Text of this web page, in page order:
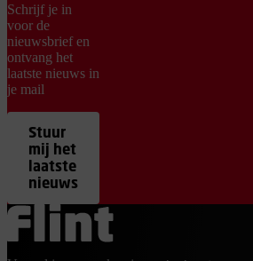
Schrijf je in
voor de
nieuwsbrief en
ontvang het
laatste nieuws in
je mail
Stuur
mij het
laatste
nieuws
Ga terug naar de homepage